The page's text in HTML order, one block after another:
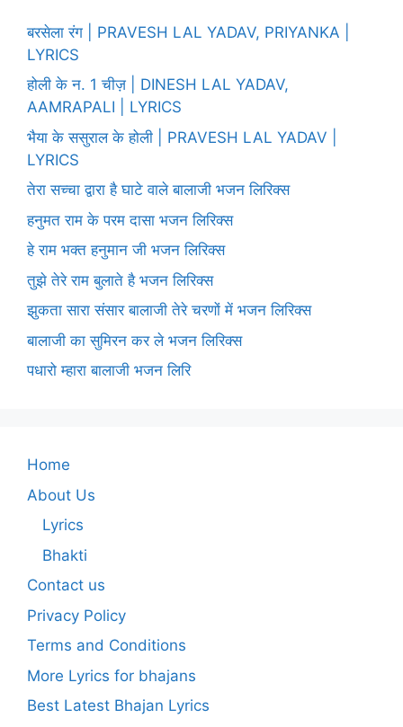
बरसेला रंग | PRAVESH LAL YADAV, PRIYANKA |
LYRICS
होली के न. 1 चीज़ | DINESH LAL YADAV,
AAMRAPALI | LYRICS
भैया के ससुराल के होली | PRAVESH LAL YADAV |
LYRICS
तेरा सच्चा द्वारा है घाटे वाले बालाजी भजन लिरिक्स
हनुमत राम के परम दासा भजन लिरिक्स
हे राम भक्त हनुमान जी भजन लिरिक्स
तुझे तेरे राम बुलाते है भजन लिरिक्स
झुकता सारा संसार बालाजी तेरे चरणों में भजन लिरिक्स
बालाजी का सुमिरन कर ले भजन लिरिक्स
पधारो म्हारा बालाजी भजन लिरि
Home
About Us
Lyrics
Bhakti
Contact us
Privacy Policy
Terms and Conditions
More Lyrics for bhajans
Best Latest Bhajan Lyrics